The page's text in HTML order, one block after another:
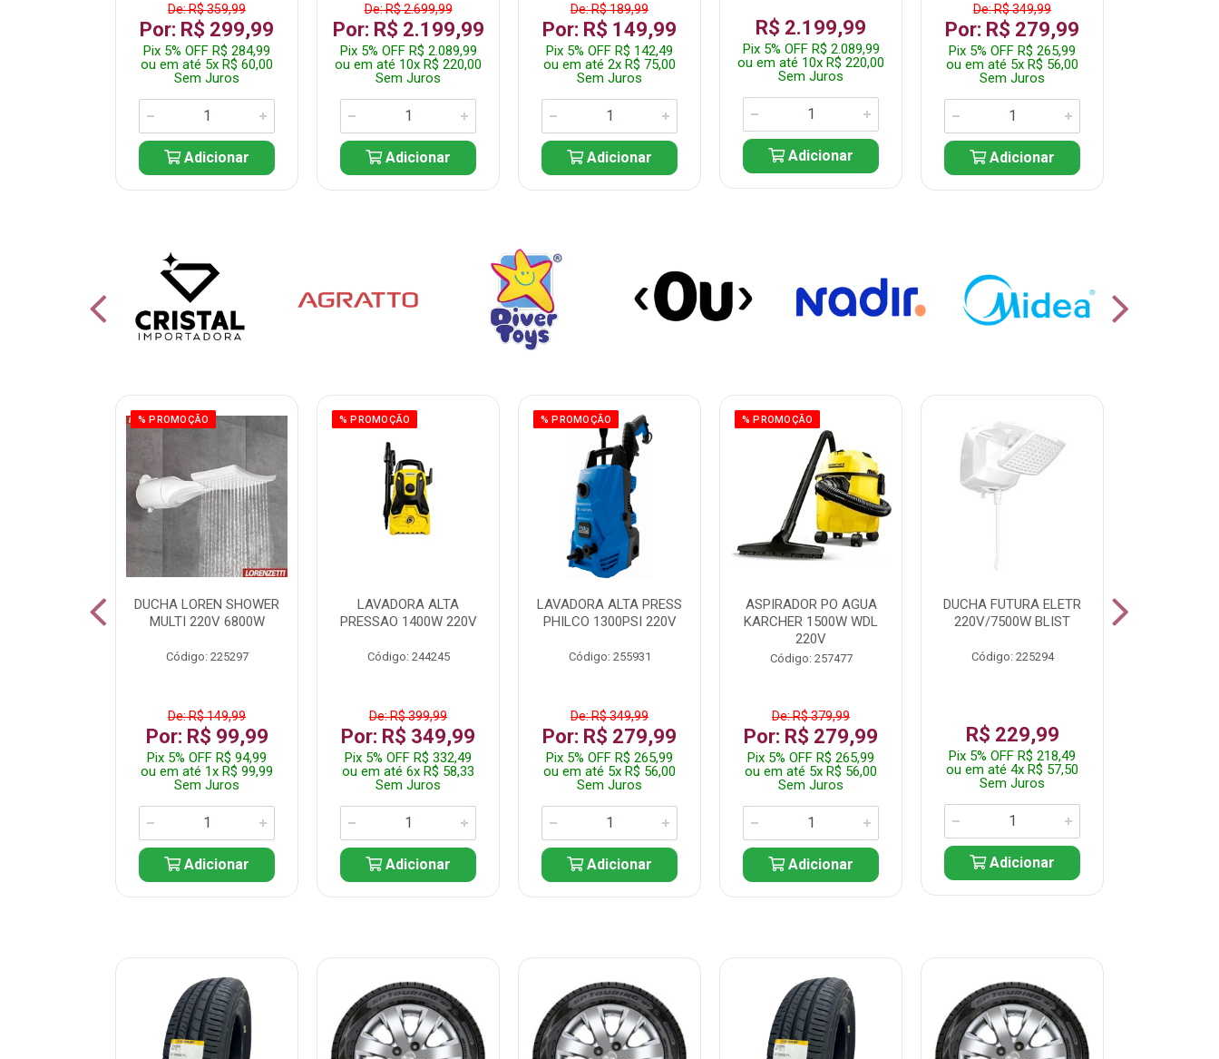
De: R$ 359,99
Por: R$ 299,99
Pix 5% OFF R$ 284,99
ou em até 5x R$ 60,00
Sem Juros
Adicionar
De: R$ 2.699,99
Por: R$ 2.199,99
Pix 5% OFF R$ 2.089,99
ou em até 10x R$ 220,00
Sem Juros
Adicionar
De: R$ 189,99
Por: R$ 149,99
Pix 5% OFF R$ 142,49
ou em até 2x R$ 75,00
Sem Juros
Adicionar
R$ 2.199,99
Pix 5% OFF R$ 2.089,99
ou em até 10x R$ 220,00
Sem Juros
Adicionar
De: R$ 349,99
Por: R$ 279,99
Pix 5% OFF R$ 265,99
ou em até 5x R$ 56,00
Sem Juros
Adicionar
% PROMOÇÃO
DUCHA LOREN SHOWER
MULTI 220V 6800W
Código: 225297
De: R$ 149,99
Por: R$ 99,99
Pix 5% OFF R$ 94,99
ou em até 1x R$ 99,99
Sem Juros
Adicionar
% PROMOÇÃO
LAVADORA ALTA
PRESSAO 1400W 220V
Código: 244245
De: R$ 399,99
Por: R$ 349,99
Pix 5% OFF R$ 332,49
ou em até 6x R$ 58,33
Sem Juros
Adicionar
% PROMOÇÃO
LAVADORA ALTA PRESS
PHILCO 1300PSI 220V
Código: 255931
De: R$ 349,99
Por: R$ 279,99
Pix 5% OFF R$ 265,99
ou em até 5x R$ 56,00
Sem Juros
Adicionar
% PROMOÇÃO
ASPIRADOR PO AGUA
KARCHER 1500W WDL
220V
Código: 257477
De: R$ 379,99
Por: R$ 279,99
Pix 5% OFF R$ 265,99
ou em até 5x R$ 56,00
Sem Juros
Adicionar
DUCHA FUTURA ELETR
220V/7500W BLIST
Código: 225294
R$ 229,99
Pix 5% OFF R$ 218,49
ou em até 4x R$ 57,50
Sem Juros
Adicionar